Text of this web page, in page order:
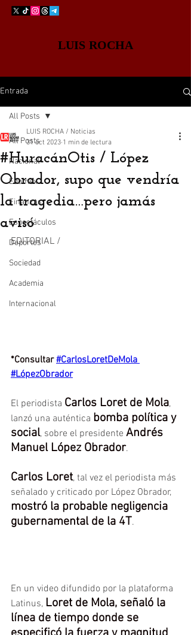
LUIS ROCHA
Entrada
All Posts
Nacional
Edomex
Finanzas
Espectáculos
Deportes
Sociedad
Academia
Internacional
All Posts
#HuracánOtis / López
Obrador, supo que vendría
la tragedia…pero jamás
avisó
LUIS ROCHA / Noticias
31 oct 2023 1 min de lectura
EDITORIAL /
*Consultar #CarlosLoretDeMola
#LópezObrador
El periodista Carlos Loret de Mola,
lanzó una auténtica bomba política y
social, sobre el presidente Andrés
Manuel López Obrador.
Carlos Loret, tal vez el periodista más
señalado y criticado por López Obrador,
mostró la probable negligencia
gubernamental de la 4T.
En un video difundido por la plataforma
Latinus, Loret de Mola, señaló la
línea de tiempo donde se